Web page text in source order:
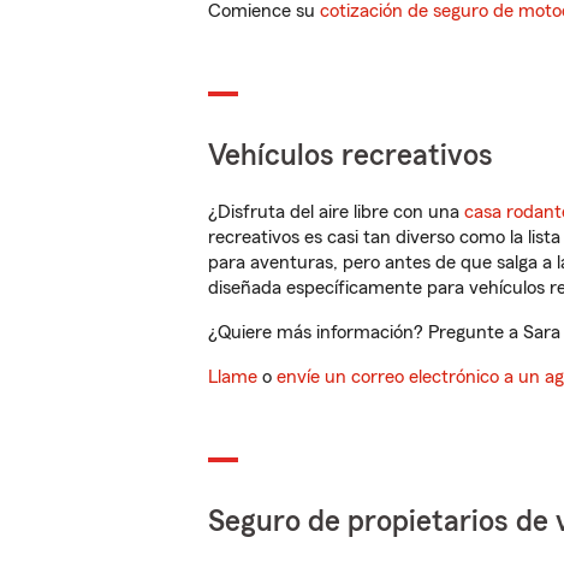
Comience su cotización de seguro de
Vehículos recreativos
¿Disfruta del aire libre con una casa
recreativos es casi tan diverso como la
para aventuras, pero antes de que salga a
diseñada específicamente para vehículos
¿Quiere más información? Pregunte a
Llame o envíe un correo electrónico a un
Seguro de propietarios de